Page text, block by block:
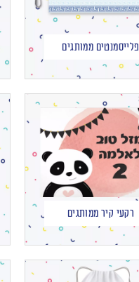
פלייסמנטים ממותגים
רקעי קיר ממותגים